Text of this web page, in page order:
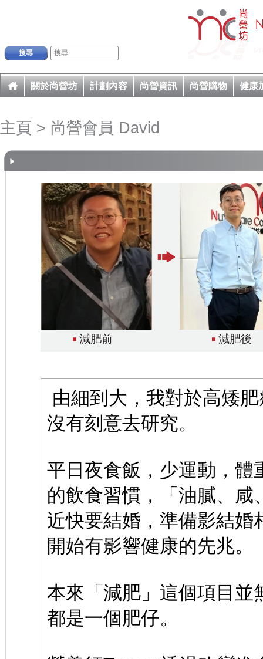
搜尋
關於尚營坊 計劃內容 尚營資訊 尚營購物 健康
主頁 > 尚營會員 David
減肥前 減肥後
由細到大，我對於高矮
沒有刻意去研究。
平日夜食飯，少運動，體
的飲食習慣，「油膩、咸
近快要結婚，準備影結婚
開始有影響健康的先兆。
本來「減肥」這個項目並
都是一個肥仔。